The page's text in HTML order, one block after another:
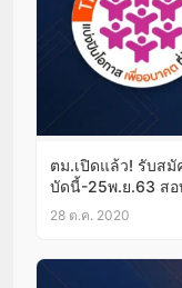
ตม.เปิดแล้ว! รับส
บัดนี้-25พ.ย.63 ส
28 ต.ค. 2020